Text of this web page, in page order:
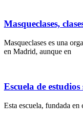
Masqueclases,
Masqueclases es una
en Madrid, aunque en
Escuela de
Esta escuela, fundada